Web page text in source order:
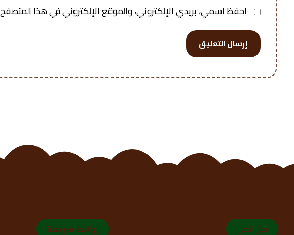
احفظ اسمي، بريدي الإلكتروني، والموقع الإلكتروني في هذا
إرسال التعليق
من نحن روابط سريعة